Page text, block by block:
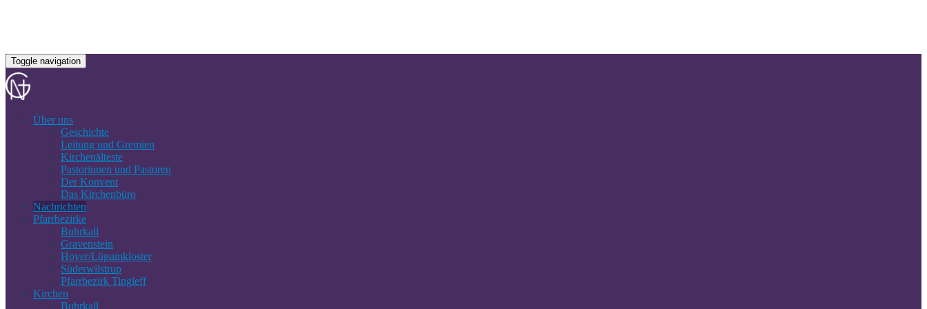
Toggle navigation
Über uns
Geschichte
Leitung und Gremien
Kirchenälteste
Pastorinnen und Pastoren
Der Konvent
Das Kirchenbüro
Nachrichten
Pfarrbezirke
Buhrkall
Gravenstein
Hoyer/Lügumkloster
Süderwilstrup
Pfarrbezirk Tingleff
Kirchen
Buhrkall